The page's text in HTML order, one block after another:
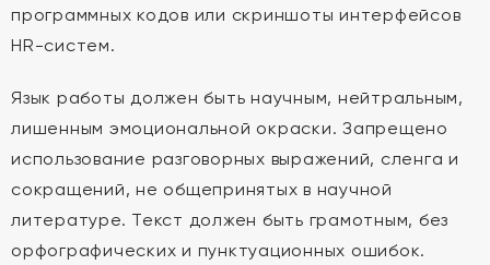
программных кодов или скриншоты интерфейсов
HR-систем.
Язык работы должен быть научным, нейтральным,
лишенным эмоциональной окраски. Запрещено
использование разговорных выражений, сленга и
сокращений, не общепринятых в научной
литературе. Текст должен быть грамотным, без
орфографических и пунктуационных ошибок.